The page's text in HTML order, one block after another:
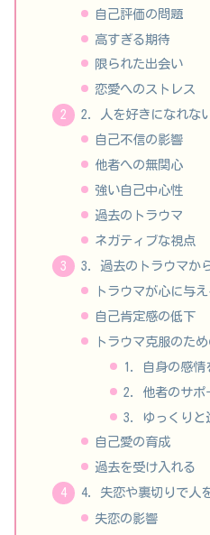
自己評価の問題
高すぎる期待
限られた出会い
恋愛へのストレス
2. 人を好きになれな
自己不信の影響
他者への無関心
強い自己中心性
過去のトラウマ
ネガティブな視点
3. 過去のトラウマか
トラウマが心に与
自己肯定感の低下
トラウマ克服のた
1. 自身の感情
2. 他者のサポ
3. ゆっくりと
自己愛の育成
過去を受け入れる
4. 失恋や裏切りで人
失恋の影響